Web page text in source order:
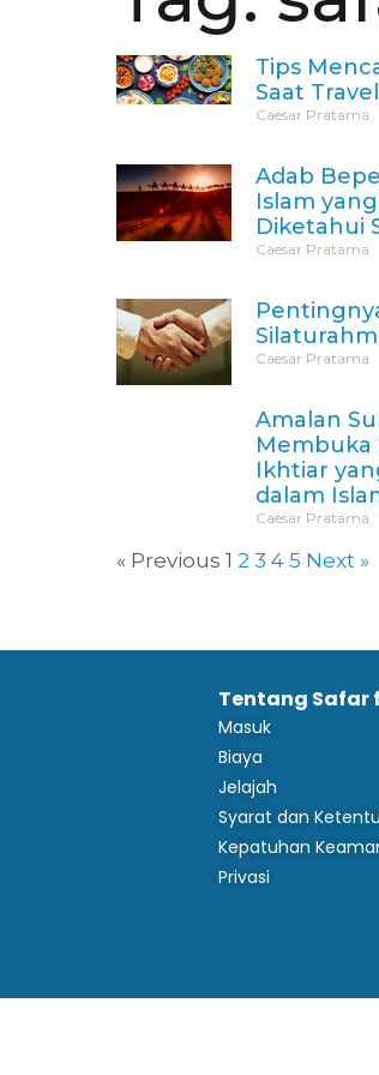
Tips
Saat
Caesar Pratama
Adab
Islam
Diketahui
Caesar Pratama
Caesar Pratama
Amalan
Membuka
Ikhtiar
dalam
Caesar Pratama
« Previous 1 2 3 4 5 Next »
Tentang Safar
Masuk
Biaya
Jelajah
Syarat dan
Kepatuhan
Privasi